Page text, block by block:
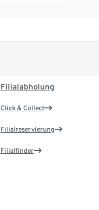
Filialabholung
Click & Collect
Filialreservierung
Filialfinder